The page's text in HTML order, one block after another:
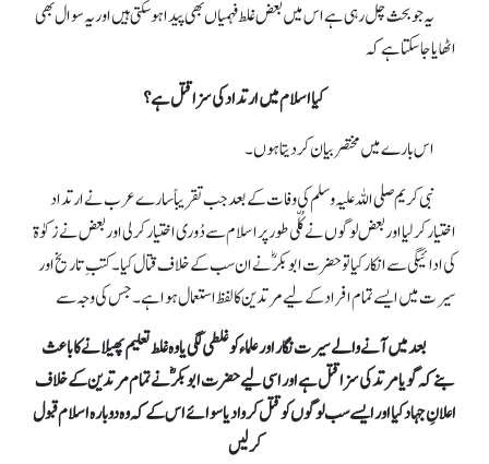
یہ جو بحث چل رہی ہے اس میں بعض غلط فہمیاں بھی پیدا ہو سکتی ہیں اور یہ سوال بھی
اٹھایا جا سکتا ہے کہ
کیا اسلام میں ارتداد کی سزا قتل ہے؟
اس بارے میں مختصر بیان کر دیتا ہوں۔
نبی کریم صلی اللہ علیہ وسلم کی وفات کے بعد جب تقریباً سارے عرب نے ارتداد
اختیار کر لیا اور بعض لوگوں نے کُلّی طور پر اسلام سے دُوری اختیار کر لی اور بعض نے زکوٰة
کی ادائیگی سے انکار کیا تو حضرت ابوبکرؓنے ان سب کے خلاف قتال کیا۔ کتبِ تاریخ اور
سیرت میں ایسے تمام افراد کے لیے مرتدین کا لفظ استعمال ہوا ہے۔ جس کی وجہ سے
بعد میں آنے والے سیرت نگار اور علماء کو غلطی لگی یا وہ غلط تعلیم پھیلانے کا باعث
بنے کہ گویا مرتد کی سزا قتل ہے اور اسی لیے حضرت ابوبکرؓنے تمام مرتدین کے خلاف
اعلانِ جہاد کیا اور ایسے سب لوگوں کو قتل کروا دیا سوائے اس کے کہ وہ دوبارہ اسلام قبول
کر لیں